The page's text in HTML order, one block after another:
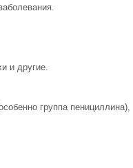
и другие.
группа пенициллина),